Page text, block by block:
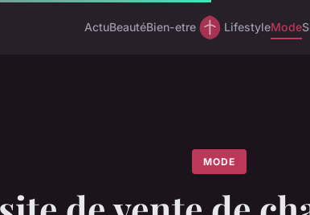
ActuBeautéBien-etre LifestyleMode
MODE